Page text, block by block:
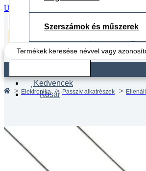
Ugrás a fő tartalomhoz
Search
...
Kedvencek
Kosár
Szerszámok és műszerek
Elektronika Passzív alkatrészek